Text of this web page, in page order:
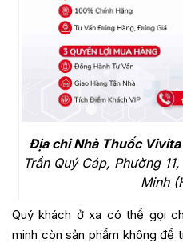
Địa chỉ Nhà Thuốc Vivita
Trần Quý Cáp, Phường
Minh
Quý khách ở xa có thể gọi
minh còn sản phẩm không để